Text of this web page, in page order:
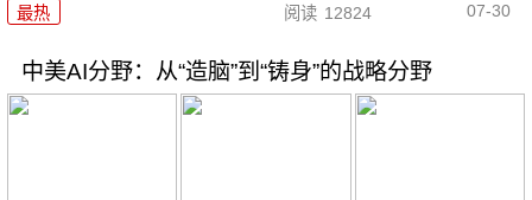
最热 阅读 12824 07-30
中美AI分野：从“造脑”到“铸身”的战略分野